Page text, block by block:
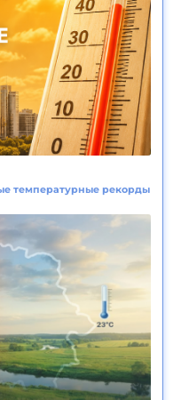
температурные рекорды